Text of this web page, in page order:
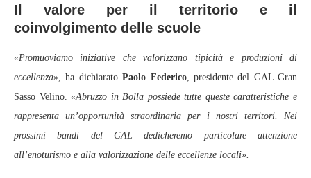
Il valore per il territorio e il
coinvolgimento delle scuole
«Promuoviamo iniziative che valorizzano tipicità e produzioni di
eccellenza», ha dichiaratoPaolo Federico, presidente del GAL Gran
Sasso Velino.«Abruzzo in Bolla possiede tutte queste caratteristiche e
rappresenta un’opportunità straordinaria per i nostri territori. Nei
prossimi bandi del GAL dedicheremo particolare attenzione
all’enoturismo e alla valorizzazione delle eccellenze locali».